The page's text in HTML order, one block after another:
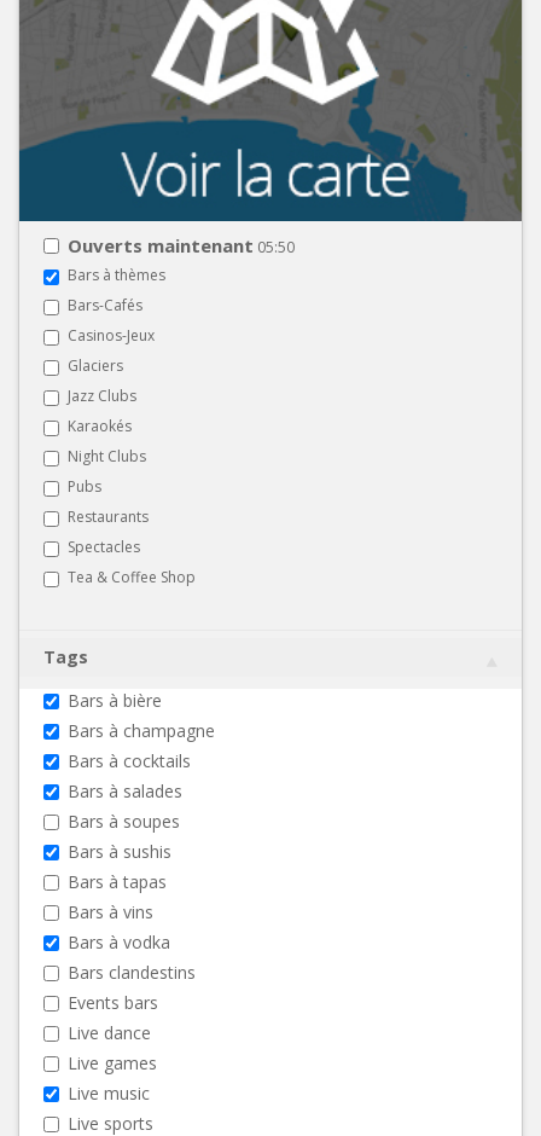
Ouverts maintenant 05:50
Bars à thèmes
Bars-Cafés
Casinos-Jeux
Glaciers
Jazz Clubs
Karaokés
Night Clubs
Pubs
Restaurants
Spectacles
Tea & Coffee Shop
Tags
Bars à bière
Bars à champagne
Bars à cocktails
Bars à salades
Bars à soupes
Bars à sushis
Bars à tapas
Bars à vins
Bars à vodka
Bars clandestins
Events bars
Live dance
Live games
Live music
Live sports